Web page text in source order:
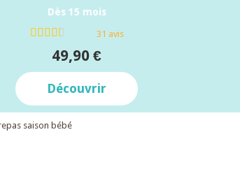
Dès 15 mois
31 avis
49,90 €
Découvrir